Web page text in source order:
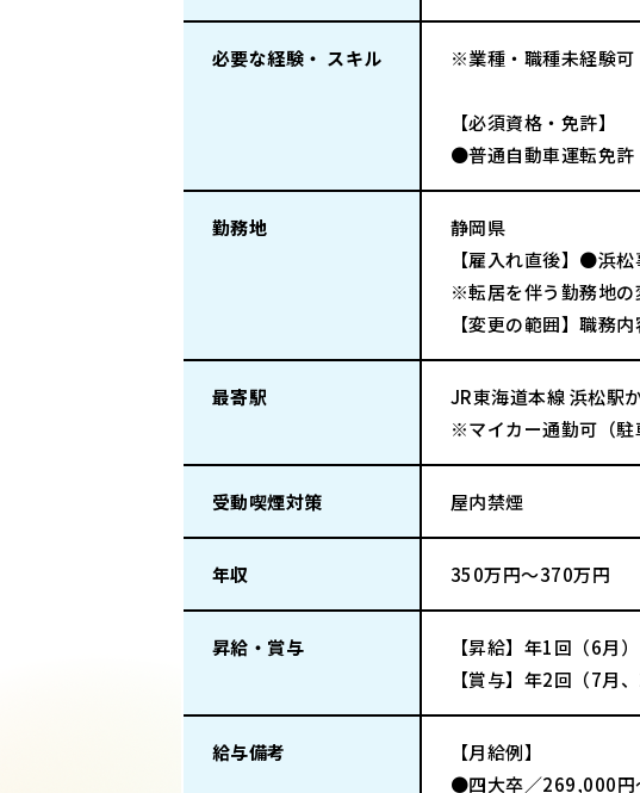
必要な経験・ スキル ※業種・職種未経験可
【必須資格・免許】
●普通自動車運転免許
勤務地
静岡県
【雇入れ直後】●浜
※転居を伴う勤務地の
【変更の範囲】職務
最寄駅
JR東海道本線 浜松駅
※マイカー通勤可（駐
受動喫煙対策 屋内禁煙
年収 350万円～370万円
昇給・賞与
【昇給】年1回（6月）
【賞与】年2回（7月
給与備考
【月給例】
●四大卒／269,000円